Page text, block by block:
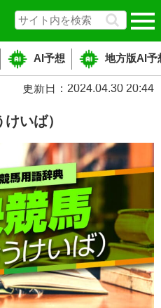
AI予想 地方版AI予
更新日：2024.04.30 20:44
いば）